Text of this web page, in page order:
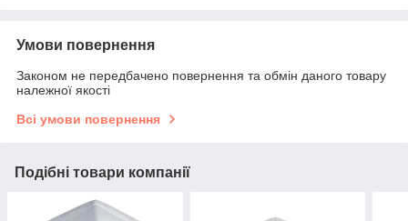
Умови повернення
Законом не передбачено повернення та обмін даного товару
належної якості
Всі умови повернення
Подібні товари компанії